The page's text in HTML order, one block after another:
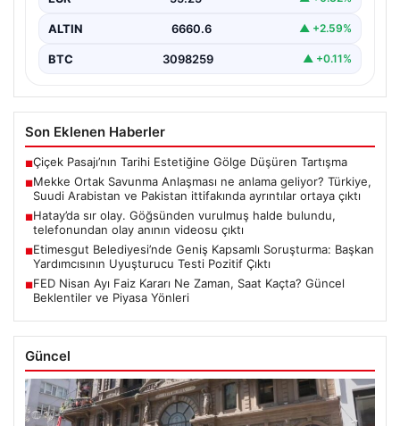
ALTIN 6660.6 ▲ +2.59%
BTC 3098259 ▲ +0.11%
Son Eklenen Haberler
■Çiçek Pasajı’nın Tarihi Estetiğine Gölge Düşüren Tartışma
■Mekke Ortak Savunma Anlaşması ne anlama geliyor? Türkiye,
Suudi Arabistan ve Pakistan ittifakında ayrıntılar ortaya çıktı
■Hatay’da sır olay. Göğsünden vurulmuş halde bulundu,
telefonundan olay anının videosu çıktı
■Etimesgut Belediyesi’nde Geniş Kapsamlı Soruşturma: Başkan
Yardımcısının Uyuşturucu Testi Pozitif Çıktı
■FED Nisan Ayı Faiz Kararı Ne Zaman, Saat Kaçta? Güncel
Beklentiler ve Piyasa Yönleri
Güncel